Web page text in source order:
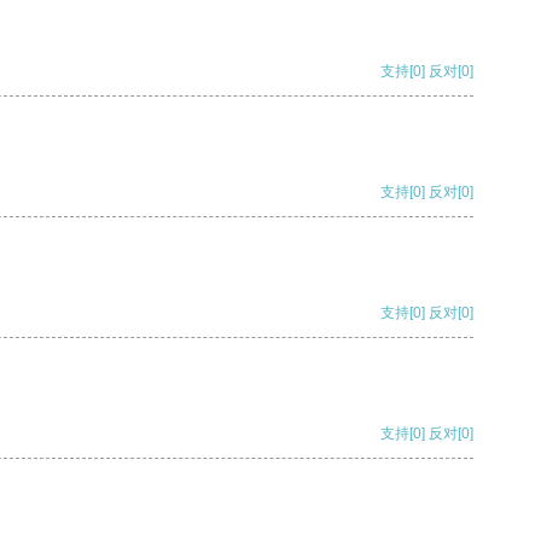
支持[0] 反对[0]
支持[0] 反对[0]
支持[0] 反对[0]
支持[0] 反对[0]